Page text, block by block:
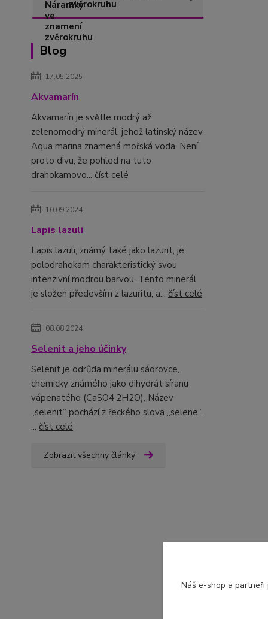
zvěrokruhu
Blog
17.05.2025
Akvamarín
Akvamarín je světle modrý až
zelenomodrý minerál, jehož latinský název
Aqua marina znamená mořská voda. Není
proto divu, že pohled na tuto
drahokamovo... číst celé
10.09.2024
Lapis lazuli
Lapis lazuli, známý také jako lazurit, je
polodrahokam charakteristický svou
intenzivní modrou barvou. Tento minerál
je složen především z lazuritu, a... číst celé
08.08.2024
Selenit a jeho účinky
Selenit je odrůda minerálu sádrovce,
chemicky známého jako dihydrát síranu
vápenatého (CaSO4·2H2O). Název
„selenit“ pochází z řeckého slova „selene“,
... číst celé
Zobrazit všechny články
Náš e-shop a